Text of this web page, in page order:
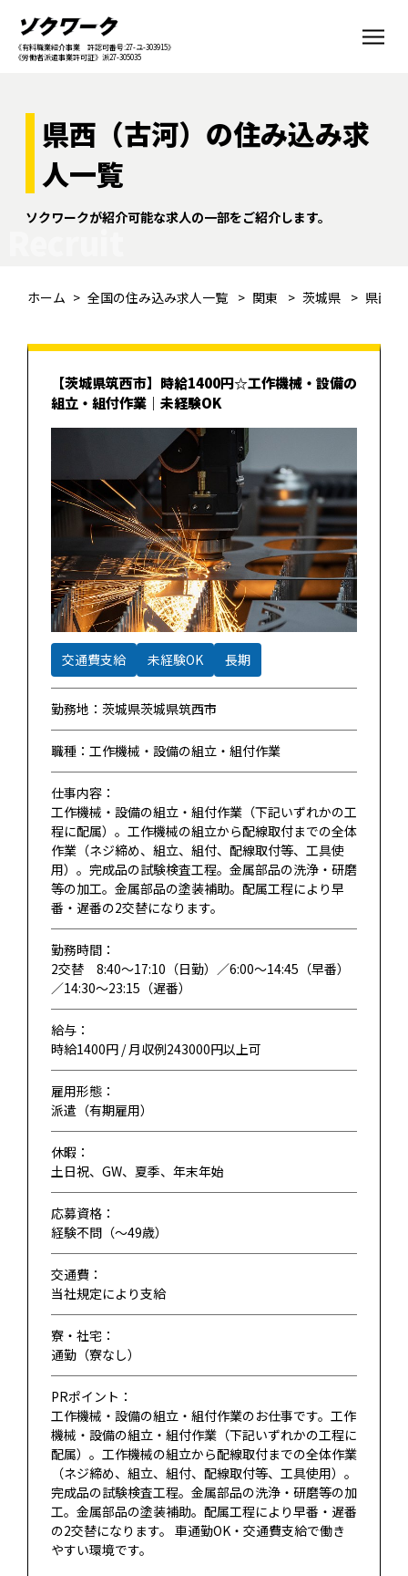
《有料職業紹介事業 許認可番号:27-ユ-303915》
《労働者派遣事業許可証》派27-305035
県西（古河）の住み込み求
人一覧
ソクワークが紹介可能な求人の一部をご紹介します。
ホーム 全国の住み込み求人一覧 関東 茨城県 県西
【茨城県筑西市】時給1400円☆工作機械・設備の
組立・組付作業｜未経験OK
交通費支給 未経験OK 長期
勤務地：茨城県茨城県筑西市
職種：工作機械・設備の組立・組付作業
仕事内容：
工作機械・設備の組立・組付作業（下記いずれかの工
程に配属）。工作機械の組立から配線取付までの全体
作業（ネジ締め、組立、組付、配線取付等、工具使
用）。完成品の試験検査工程。金属部品の洗浄・研磨
等の加工。金属部品の塗装補助。配属工程により早
番・遅番の2交替になります。
勤務時間：
2交替 8:40～17:10（日勤）／6:00～14:45（早番）
／14:30～23:15（遅番）
給与：
時給1400円 / 月収例243000円以上可
雇用形態：
派遣（有期雇用）
休暇：
土日祝、GW、夏季、年末年始
応募資格：
経験不問（〜49歳）
交通費：
当社規定により支給
寮・社宅：
通勤（寮なし）
PRポイント：
工作機械・設備の組立・組付作業のお仕事です。工作
機械・設備の組立・組付作業（下記いずれかの工程に
配属）。工作機械の組立から配線取付までの全体作業
（ネジ締め、組立、組付、配線取付等、工具使用）。
完成品の試験検査工程。金属部品の洗浄・研磨等の加
工。金属部品の塗装補助。配属工程により早番・遅番
の2交替になります。 車通勤OK・交通費支給で働き
やすい環境です。